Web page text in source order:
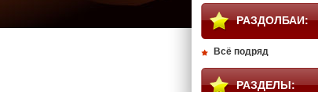
РАЗДОЛБАИ:
Всё подряд
РАЗДЕЛЫ: